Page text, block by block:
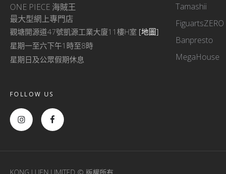
ONE PIECE 海賊王
最大型網上專門店
觀塘開源道47號凱源工業大廈11樓H室 [地圖]
星期一至六下午1時至8時
星期日及公眾假期休息
FOLLOW US
Tamashii
FiguartsZERO
Banpresto
MegaHouse
KONG LUEN LIMITED © 版權所有